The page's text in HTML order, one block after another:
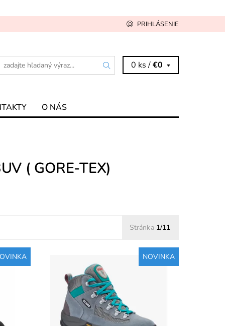
PRIHLÁSENIE
0 ks /€0
O NÁS
( GORE-TEX)
Stránka1/11
NOVINKA
Treková pevná obuv vysoká členková,
zvršok je vyhotovený z brúsenej kože,
podšívky textilné, stielky tvarované...
Dostupnosť:
Skladom
Značka:
Olang
Záruka:
2 roky